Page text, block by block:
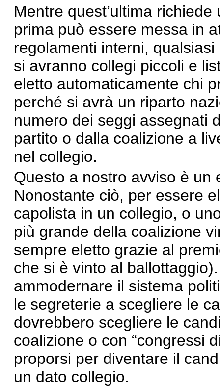
Mentre quest’ultima
prima può essere messa in
regolamenti interni,
si avranno collegi piccoli e
eletto automaticamente chi
perché si avrà un riparto
numero dei seggi assegnati
partito o dalla coalizione a
nel collegio.
Questo a nostro avviso è un
Nonostante ciò, per essere
capolista in un collegio, o
più grande della coalizione
sempre eletto grazie al
che si è vinto al
ammodernare il sistema
le segreterie a scegliere le
dovrebbero scegliere le
coalizione o con “congressi
proporsi per diventare il
un dato collegio.